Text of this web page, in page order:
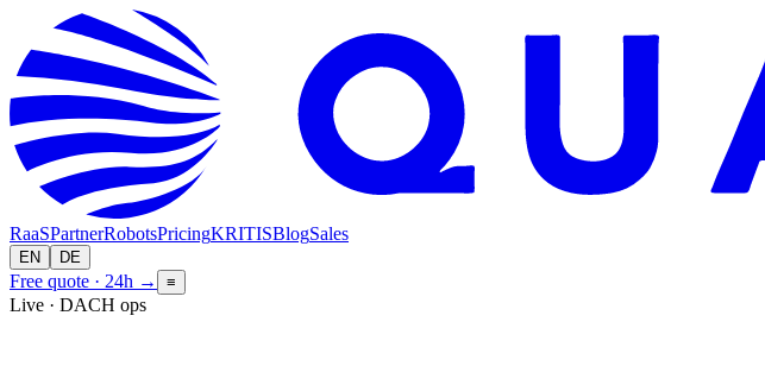
RaaSPartnerRobotsPricingKRITISBlogSales
EN DE
Free quote · 24h → ≡
Live · DACH ops